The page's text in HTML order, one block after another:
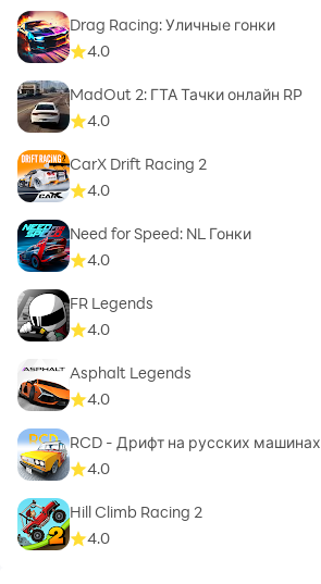
Drag Racing: Уличные гонки
4.0
MadOut 2: ГТА Тачки онлайн RP
4.0
CarX Drift Racing 2
4.0
Need for Speed: NL Гонки
4.0
FR Legends
4.0
Asphalt Legends
4.0
RCD - Дрифт на русских машинах
4.0
Hill Climb Racing 2
4.0